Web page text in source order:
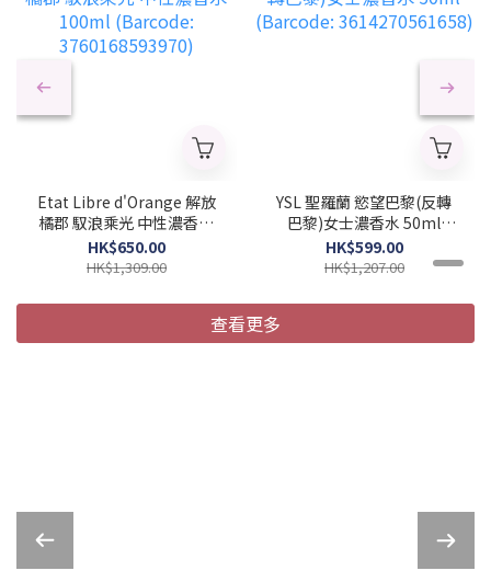
Etat Libre d'Orange 解放
橘郡 馭浪乘光 中性濃香水
100ml (Barcode:
3760168593970)
HK$650.00
HK$1,309.00
YSL 聖羅蘭 慾望巴黎(反轉
巴黎)女士濃香水 50ml
(Barcode:
3614270561658)
HK$599.00
HK$1,207.00
查看更多